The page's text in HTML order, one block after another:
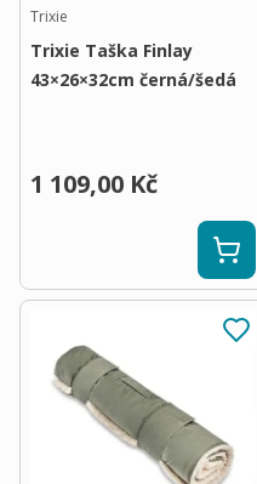
Trixie
Trixie Taška Finlay
43×26×32cm černá/šedá
1 109,00 Kč